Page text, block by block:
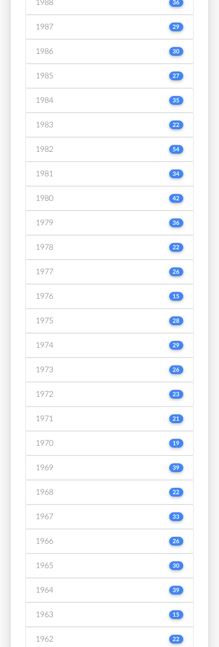
1988 36
1987 29
1986 30
1985 27
1984 35
1983 22
1982 54
1981 34
1980 42
1979 36
1978 22
1977 26
1976 15
1975 28
1974 29
1973 26
1972 23
1971 21
1970 19
1969 39
1968 22
1967 33
1966 26
1965 30
1964 39
1963 15
1962 22